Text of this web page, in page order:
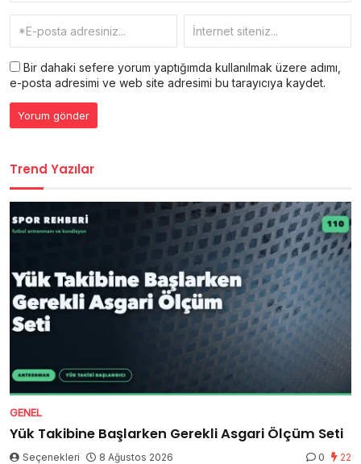
Bir dahaki sefere yorum yaptığımda kullanılmak üzere adımı,
e-posta adresimi ve web site adresimi bu tarayıcıya kaydet.
Trend Yazılar
GENEL
Yük Takibine Başlarken Gerekli Asgari Ölçüm Seti
Seçenekleri 8 Ağustos 2026 0 22